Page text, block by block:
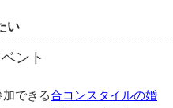
い
ント
できる合コンスタイルの婚